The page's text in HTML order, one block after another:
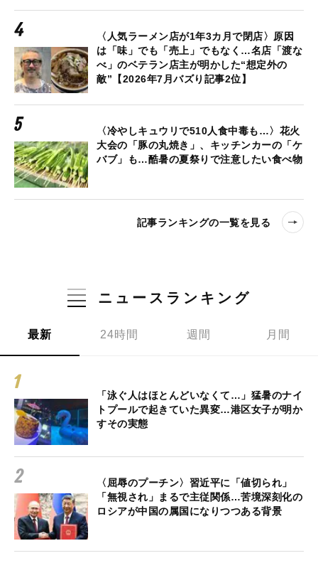
〈人気ラーメン店が1年3カ月で閉店〉原因
は「味」でも「売上」でもなく…名店「渡な
べ」のベテラン店主が明かした“想定外の
敵”【2026年7月バズり記事2位】
〈冷やしキュウリで510人食中毒も…〉花火
大会の「豚の丸焼き」、キッチンカーの「ケ
バブ」も…酷暑の夏祭りで注意したい食べ物
記事ランキングの一覧を見る
ニュースランキング
最新 24時間 週間 月間
「泳ぐ人はほとんどいなくて…」猛暑のナイ
トプールで起きていた異変…港区女子が明か
すその実態
〈屈辱のプーチン〉習近平に「値切られ」
「無視され」まるで主従関係…苦境深刻化の
ロシアが中国の属国になりつつある背景